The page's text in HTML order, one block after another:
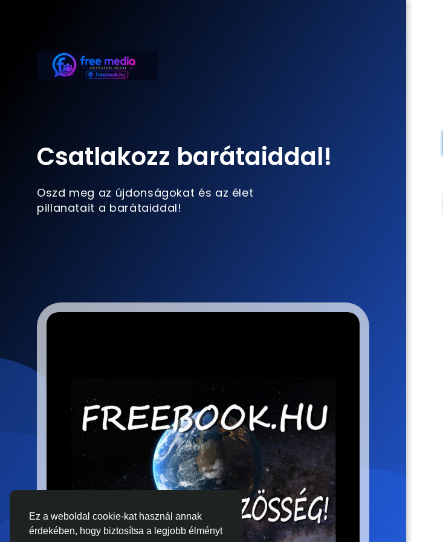
Ez a weboldal cookie-kat használ annak
érdekében, hogy biztosítsa a legjobb élményt
Csatlakozz barátaiddal!
Oszd meg az újdonságokat és az élet
pillanatait a barátaiddal!